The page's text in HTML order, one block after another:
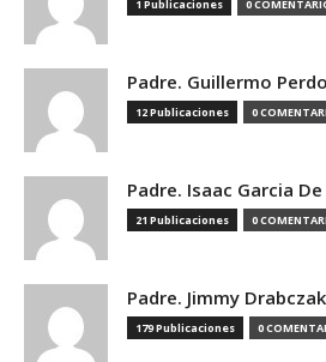
1 Publicaciones 0
Padre. Guillermo
12 Publicaciones 0
Padre. Isaac Garcia
21 Publicaciones 0
Padre. Jimmy Drabczak
179 Publicaciones 0